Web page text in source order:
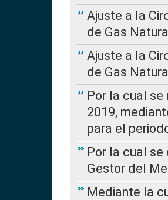
Ajuste a la
de Gas
Ajuste a la
de Gas
Por la cual se
2019,
para el
Por la cual
Gestor del
Mediante la